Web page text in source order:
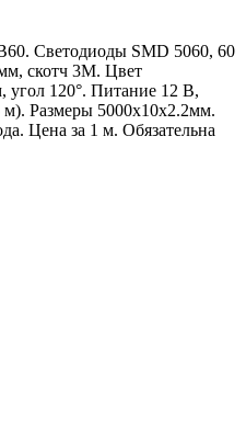
Светодиоды SMD 5060, 60
скотч 3M. Цвет
120°. Питание 12 В,
Размеры 5000x10x2.2мм.
Цена за 1 м. Обязательна